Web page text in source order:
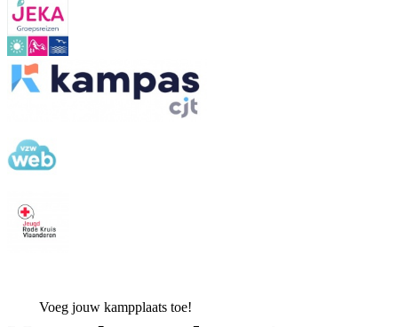
Voeg jouw kampplaats toe!